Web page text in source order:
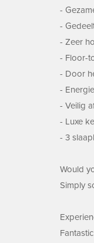
-
-
- Zeer
- Floor-
- Door
-
- Veilig
- Luxe
- 3
Would
Simply